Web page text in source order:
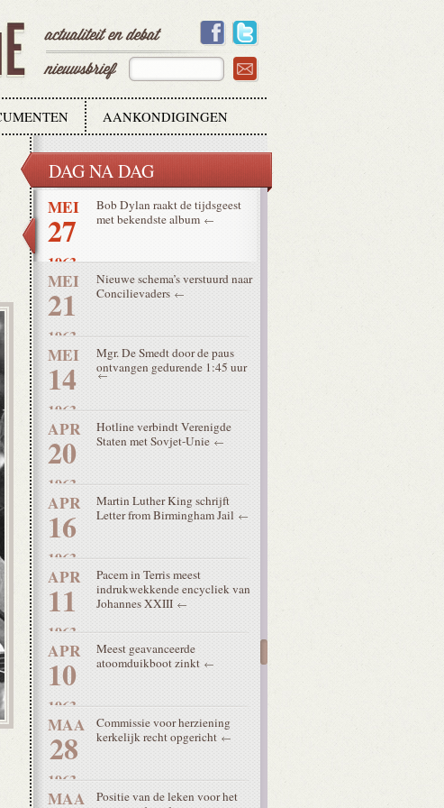
AANKONDIGINGEN
DAG NA DAG
1963
MEI
30
1963
"Geruchten over zijn opvolger
zijn reeds in de lucht"
MEI
28
1963
Toestand van de paus is kritiek
MEI
27
1963
Bob Dylan raakt de tijdsgeest
met bekendste album
MEI
21
1963
Nieuwe schema’s verstuurd naar
Concilievaders
MEI
14
1963
Mgr. De Smedt door de paus
ontvangen gedurende 1:45 uur
APR
20
1963
Hotline verbindt Verenigde
Staten met Sovjet-Unie
APR
16
1963
Martin Luther King schrijft
Letter from Birmingham Jail
APR
11
1963
Pacem in Terris meest
indrukwekkende encycliek van
Johannes XXIII
APR
10
1963
Meest geavanceerde
atoomduikboot zinkt
MAA
28
1963
Commissie voor herziening
kerkelijk recht opgericht
MAA
Positie van de leken voor het